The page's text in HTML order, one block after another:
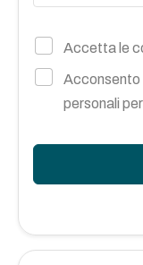
Accetta le
Acconsento
personali